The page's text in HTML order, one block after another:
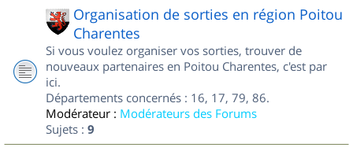
Organisation de sorties en région Poitou
Charentes
Si vous voulez organiser vos sorties, trouver de
nouveaux partenaires en Poitou Charentes, c'est par
ici.
Départements concernés : 16, 17, 79, 86.
Modérateur : Modérateurs des Forums
Sujets : 9